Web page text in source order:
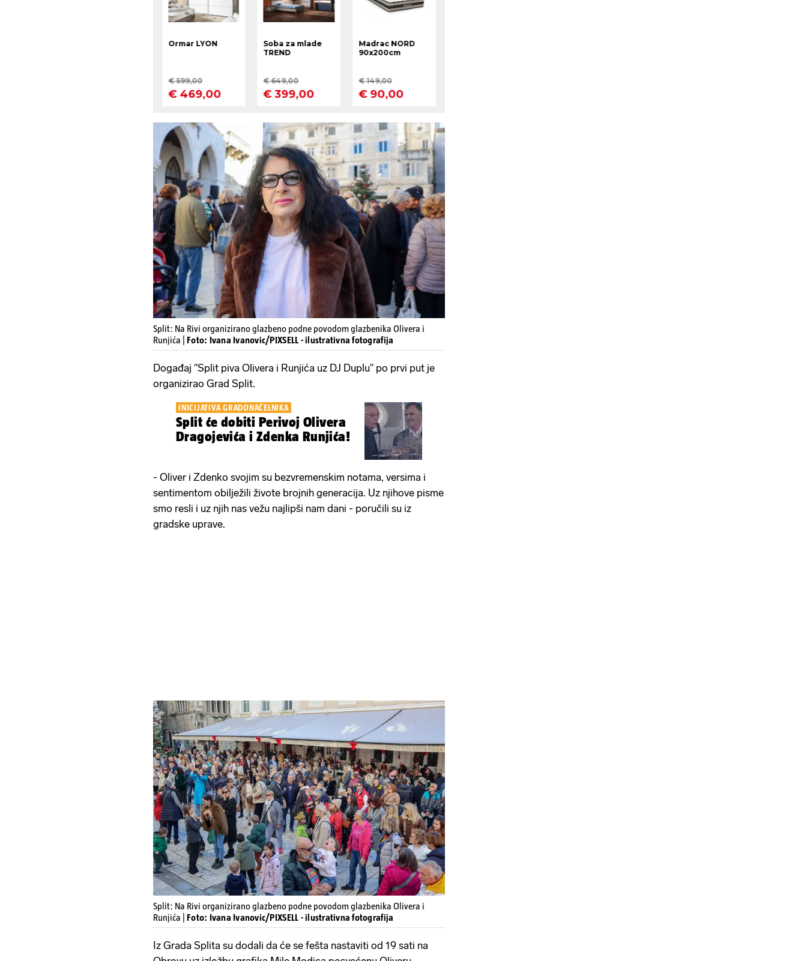
Split: Na Rivi organizirano glazbeno podne povodom glazbenika Olivera i
Runjića | Foto: Ivana Ivanovic/PIXSELL - ilustrativna fotografija
Događaj "Split piva Olivera i Runjića uz DJ Duplu" po prvi put je
organizirao Grad Split.
INICIJATIVA GRADONAČELNIKA
Split će dobiti Perivoj Olivera
Dragojevića i Zdenka Runjića!
- Oliver i Zdenko svojim su bezvremenskim notama, versima i
sentimentom obilježili živote brojnih generacija. Uz njihove pisme
smo resli i uz njih nas vežu najlipši nam dani - poručili su iz
gradske uprave.
Split: Na Rivi organizirano glazbeno podne povodom glazbenika Olivera i
Runjića | Foto: Ivana Ivanovic/PIXSELL - ilustrativna fotografija
Iz Grada Splita su dodali da će se fešta nastaviti od 19 sati na